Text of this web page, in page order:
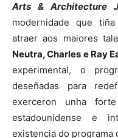
Arts & Architecture
modernidade que
atraer aos maiores
Neutra, Charles e Ray
experimental, o
deseñadas para
exerceron unha
estadounidense e
existencia do programa